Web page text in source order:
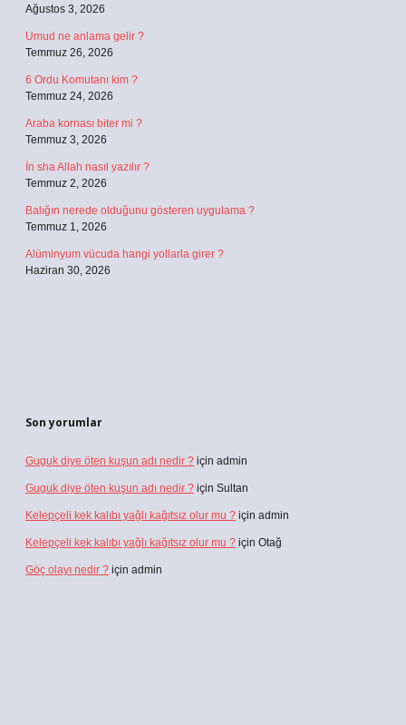
Ağustos 3, 2026
Umud ne anlama gelir ?
Temmuz 26, 2026
6 Ordu Komutanı kim ?
Temmuz 24, 2026
Araba kornası biter mi ?
Temmuz 3, 2026
İn sha Allah nasıl yazılır ?
Temmuz 2, 2026
Balığın nerede olduğunu gösteren uygulama ?
Temmuz 1, 2026
Alüminyum vücuda hangi yollarla girer ?
Haziran 30, 2026
Son yorumlar
Guguk diye öten kuşun adı nedir ? için admin
Guguk diye öten kuşun adı nedir ? için Sultan
Kelepçeli kek kalıbı yağlı kağıtsız olur mu ? için admin
Kelepçeli kek kalıbı yağlı kağıtsız olur mu ? için Otağ
Göç olayı nedir ? için admin